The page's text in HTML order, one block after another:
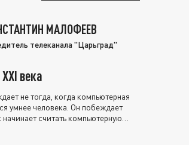
МАЛОФЕЕВ
телеканала "Царьград"
века
не тогда, когда компьютерная
умнее человека. Он побеждает
начинает считать компьютерную